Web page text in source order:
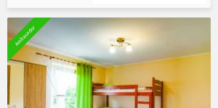
Ambasador